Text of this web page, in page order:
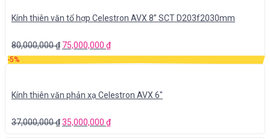
Kính thiên văn tổ hợp Celestron AVX 8” SCT D203f2030mm
80,000,000₫ 75,000,000 ₫
-5%
Kính thiên văn phản xạ Celestron AVX 6″
37,000,000₫35,000,000 ₫